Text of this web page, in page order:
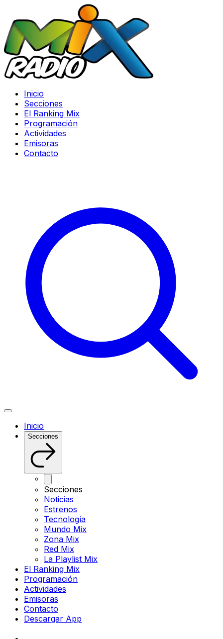
Inicio
Secciones
El Ranking Mix
Programación
Actividades
Emisoras
Contacto
Inicio
Secciones
Secciones
Noticias
Estrenos
Tecnología
Mundo Mix
Zona Mix
Red Mix
La Playlist Mix
El Ranking Mix
Programación
Actividades
Emisoras
Contacto
Descargar App